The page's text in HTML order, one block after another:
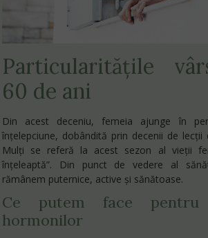
Particularitățile
60 de ani
Din acest deceniu, femeia ajunge în
înțelepciune, dobândită prin decenii de lecţii
Mulți se referă la acest sezon al vieții
înțeleaptă”. Din punct de vedere al
rămânem puternice, active și sănătoase.
Ce putem face pentru
hormonilor